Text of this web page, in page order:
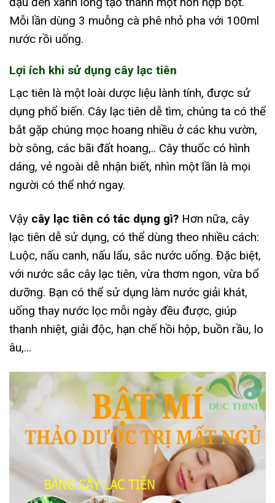
Mỗi lần dùng 3 muỗng cà phê nhỏ pha với 100ml
nước rồi uống.
Lợi ích khi sử dụng cây lạc tiên
Lạc tiên là một loài dược liệu lành tính, được sử
dụng phổ biến. Cây lạc tiên dễ tìm, chúng ta có thể
bắt gặp chúng mọc hoang nhiều ở các khu vườn,
bờ sông, các bãi đất hoang,.. Cây thuốc có hình
dáng, vẻ ngoài dễ nhận biết, nhìn một lần là mọi
người có thể nhớ ngay.
Vậy cây lạc tiên có tác dụng gì? Hơn nữa, cây
lạc tiên dễ sử dụng, có thể dùng theo nhiều cách:
Luộc, nấu canh, nấu lẩu, sắc nước uống. Đặc biệt,
với nước sắc cây lạc tiên, vừa thơm ngon, vừa bổ
dưỡng. Bạn có thể sử dụng làm nước giải khát,
uống thay nước lọc mỗi ngày đều được, giúp
thanh nhiệt, giải độc, hạn chế hồi hộp, buồn rầu, lo
âu,…